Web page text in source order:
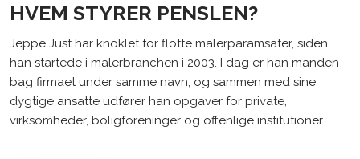
HVEM STYRER PENSLEN?
Jeppe Just har knoklet for flotte malerparamsater, siden
han startede i malerbranchen i 2003. I dag er han manden
bag firmaet under samme navn, og sammen med sine
dygtige ansatte udfører han opgaver for private,
virksomheder, boligforeninger og offenlige institutioner.​